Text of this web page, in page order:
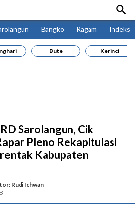

Bangko Ragam Indeks
Bute Kerinci
Sarolangun, Cik
Pleno Rekapitulasi
Kabupaten
Rudi Ichwan